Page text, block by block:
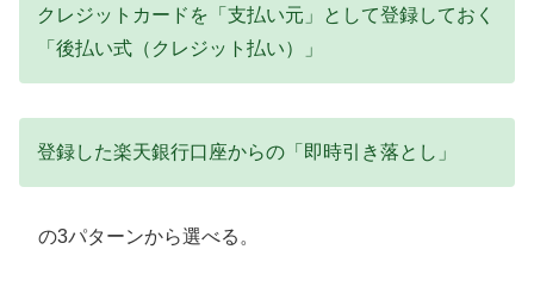
クレジットカードを「支払い元」として登録しておく
「後払い式（クレジット払い）」
登録した楽天銀行口座からの「即時引き落とし」
の3パターンから選べる。